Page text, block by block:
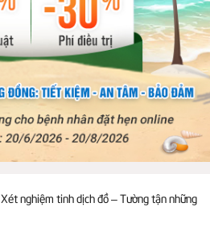
Xét nghiệm tinh dịch đồ – Tường tận những